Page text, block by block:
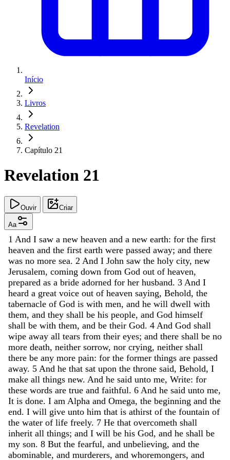
Início
Livros
Revelation
Capítulo 21
Revelation 21
Ouvir Criar
Aa
1 And I saw a new heaven and a new earth: for the first
heaven and the first earth were passed away; and there
was no more sea. 2 And I John saw the holy city, new
Jerusalem, coming down from God out of heaven,
prepared as a bride adorned for her husband. 3 And I
heard a great voice out of heaven saying, Behold, the
tabernacle of God is with men, and he will dwell with
them, and they shall be his people, and God himself
shall be with them, and be their God. 4 And God shall
wipe away all tears from their eyes; and there shall be no
more death, neither sorrow, nor crying, neither shall
there be any more pain: for the former things are passed
away. 5 And he that sat upon the throne said, Behold, I
make all things new. And he said unto me, Write: for
these words are true and faithful. 6 And he said unto me,
It is done. I am Alpha and Omega, the beginning and the
end. I will give unto him that is athirst of the fountain of
the water of life freely. 7 He that overcometh shall
inherit all things; and I will be his God, and he shall be
my son. 8 But the fearful, and unbelieving, and the
abominable, and murderers, and whoremongers, and